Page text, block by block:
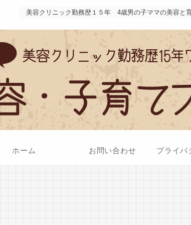
美容クリニック勤務歴１５年 4歳男の子ママの美容と
ホーム お問い合わせ